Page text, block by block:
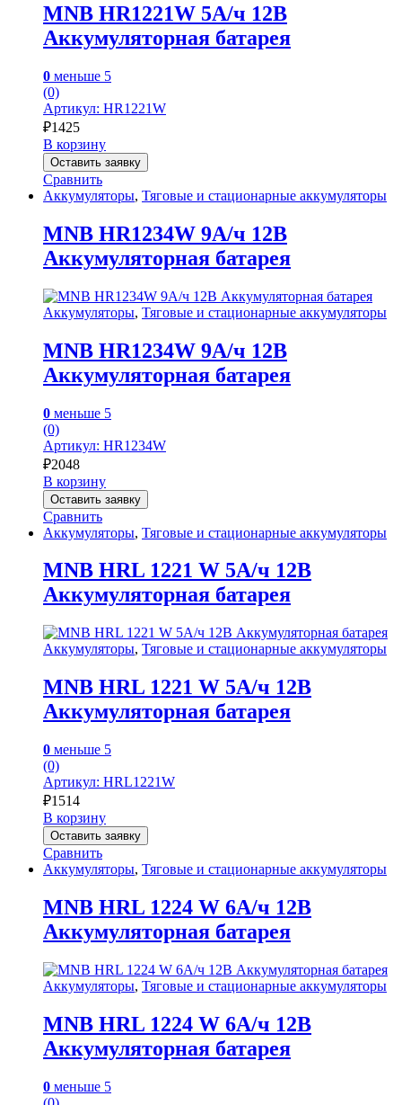
MNB HR1221W 5А/ч 12В
Аккумуляторная батарея
0 меньше 5
(0)
Артикул: HR1221W
₽1425
В корзину
Оставить заявку
Сравнить
Аккумуляторы, Тяговые и стационарные аккумуляторы
MNB HR1234W 9А/ч 12В
Аккумуляторная батарея
Аккумуляторы, Тяговые и стационарные аккумуляторы
MNB HR1234W 9А/ч 12В
Аккумуляторная батарея
0 меньше 5
(0)
Артикул: HR1234W
₽2048
В корзину
Оставить заявку
Сравнить
Аккумуляторы, Тяговые и стационарные аккумуляторы
MNB HRL 1221 W 5А/ч 12В
Аккумуляторная батарея
Аккумуляторы, Тяговые и стационарные аккумуляторы
MNB HRL 1221 W 5А/ч 12В
Аккумуляторная батарея
0 меньше 5
(0)
Артикул: HRL1221W
₽1514
В корзину
Оставить заявку
Сравнить
Аккумуляторы, Тяговые и стационарные аккумуляторы
MNB HRL 1224 W 6А/ч 12В
Аккумуляторная батарея
Аккумуляторы, Тяговые и стационарные аккумуляторы
MNB HRL 1224 W 6А/ч 12В
Аккумуляторная батарея
0 меньше 5